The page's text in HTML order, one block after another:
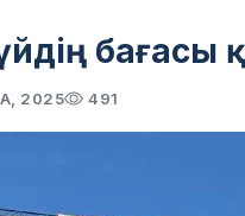
2025 491